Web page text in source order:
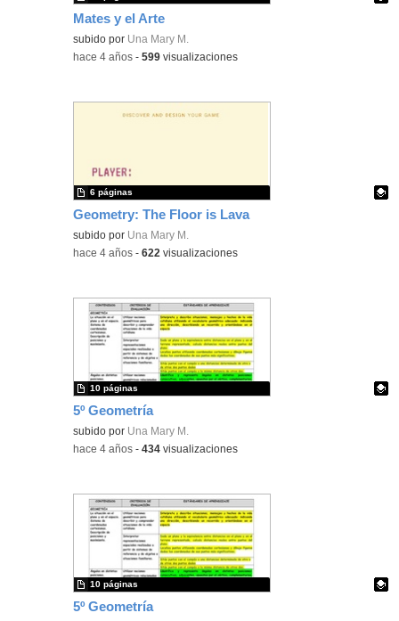
Mates y el Arte
Contenido educativo.
subido por Una Mary M.
-hace 4 años -599 visualizaciones
Geometry: The Floor is Lava
Contenido educativo.
subido por Una Mary M.
6 páginas
-hace 4 años -622 visualizaciones
5º Geometría
Contenido educativo.
subido por Una Mary M.
10 páginas
-hace 4 años -434 visualizaciones
5º Geometría
10 páginas